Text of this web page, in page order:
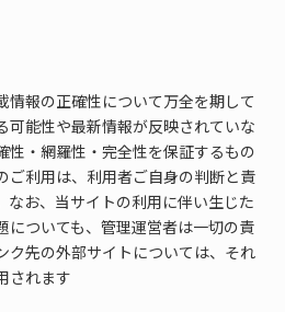
情報の正確性について万全を期して
可能性や最新情報が反映されていな
性・網羅性・完全性を保証するもの
ご利用は、利用者ご自身の判断と責
なお、当サイトの利用に伴い生じた
についても、管理運営者は一切の責
ク先の外部サイトについては、それ
されます